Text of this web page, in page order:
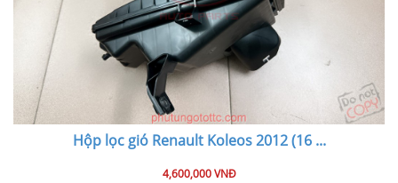
Hộp lọc gió Renault Koleos 2012 (16...
4,600,000 VNĐ